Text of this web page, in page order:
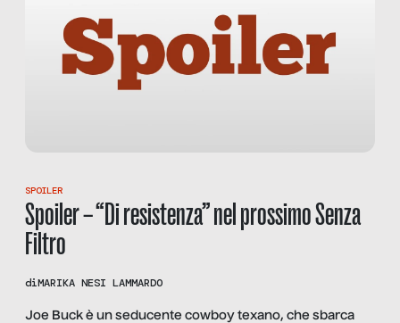
SPOILER
Spoiler – “Di resistenza” nel prossimo Senza
Filtro
diMARIKA NESI LAMMARDO
Joe Buck è un seducente cowboy texano, che sbarca